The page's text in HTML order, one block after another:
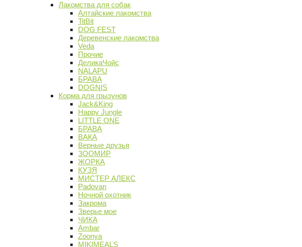
Лакомства для собак
Алтайские лакомства
TitBit
DOG FEST
Деревенские лакомства
Veda
Прочие
ДеликаЧойс
NALAPU
БРАВА
DOGNIS
Корма для грызунов
Jack&King
Happy Jungle
LITTLE ONE
БРАВА
ВАКА
Верные друзья
ЗООМИР
ЖОРКА
КУЗЯ
МИСТЕР АЛЕКС
Padovan
Ночной охотник
Закрома
Зверье мое
ЧИКА
Ambar
Zoonya
MIKIMEALS